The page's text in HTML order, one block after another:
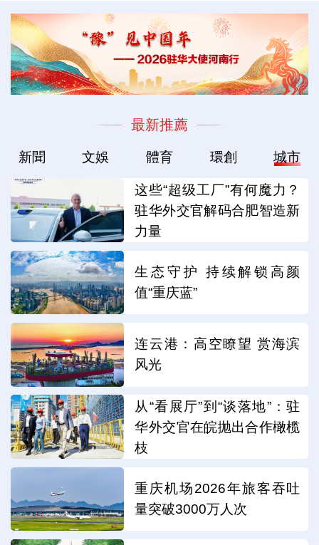
最新推薦
新聞 文娛 體育 環創 城市
这些“超级工厂”有何魔力？
驻华外交官解码合肥智造新
力量
生态守护 持续解锁高颜
值“重庆蓝”
连云港：高空瞭望 赏海滨
风光
从“看展厅”到“谈落地”：驻
华外交官在皖抛出合作橄榄
枝
重庆机场2026年旅客吞吐
量突破3000万人次